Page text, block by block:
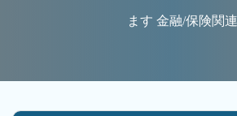
ます 金融/保険関連